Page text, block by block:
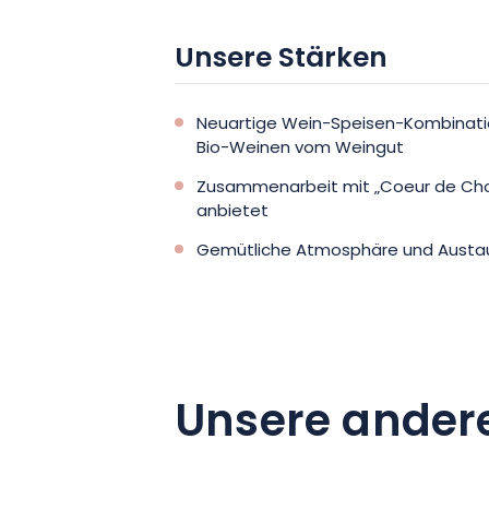
Unsere Stärken
Neuartige Wein-Speisen-
Bio-Weinen vom Weingut
Zusammenarbeit mit „Coeur de
anbietet
Gemütliche Atmosphäre und
Unsere